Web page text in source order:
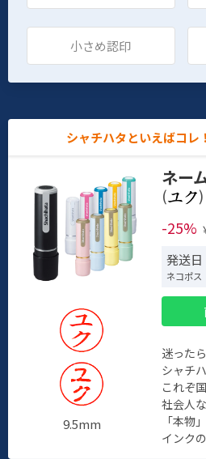
小さめ認印
シャチハタといえばコレ
9.5mm
ネー
(
)
-25%
発送
ネコポス
迷った
シャチ
これぞ
社会人
「本物
インク